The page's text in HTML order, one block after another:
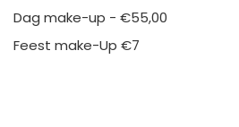
Dag make-up - €55,00
Feest make-Up €7